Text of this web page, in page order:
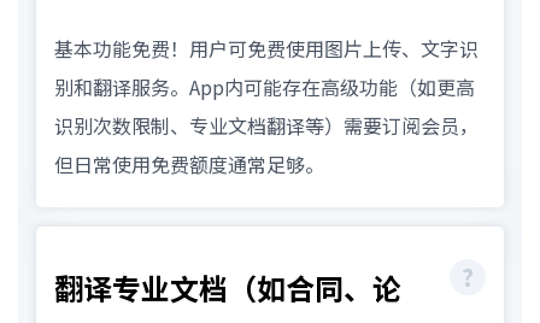
基本功能免费！用户可免费使用图片上传、文字识
别和翻译服务。App内可能存在高级功能（如更高
识别次数限制、专业文档翻译等）需要订阅会员，
但日常使用免费额度通常足够。
翻译专业文档（如合同、论